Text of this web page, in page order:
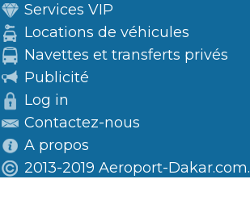
Services VIP
Locations de véhicules
Navettes et transferts privés
Publicité
Log in
Contactez-nous
A propos
2013-2019 Aeroport-Dakar.com.